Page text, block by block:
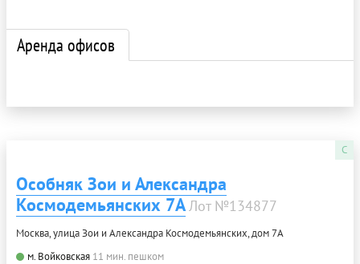
Аренда офисов
C
Особняк Зои и Александра
Космодемьянских 7АЛот №134877
Москва, улица Зои и Александра Космодемьянских, дом 7А
м. Войковская 11 мин. пешком